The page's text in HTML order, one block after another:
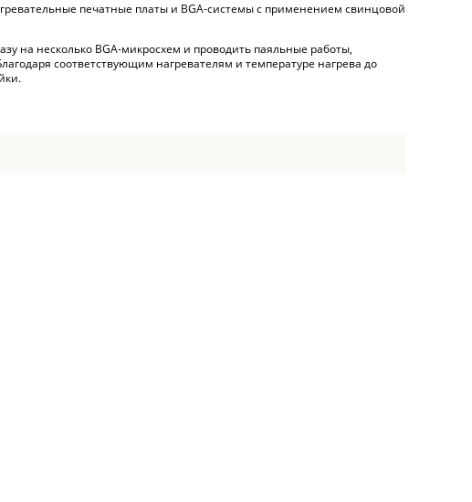
печатные платы и BGA-системы с применением свинцовой
на несколько BGA-микросхем и проводить паяльные работы,
соответствующим нагревателям и температуре нагрева до